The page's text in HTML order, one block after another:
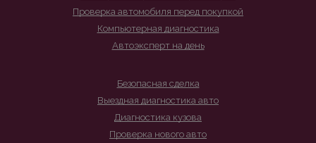
Проверка автомобиля перед покупкой
Компьютерная диагностика
Автоэксперт на день
Безопасная сделка
Выездная диагностика авто
Диагностика кузова
Проверка нового авто